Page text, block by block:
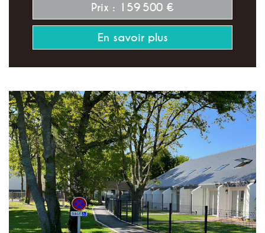
Prix : 159 500 €
En savoir plus